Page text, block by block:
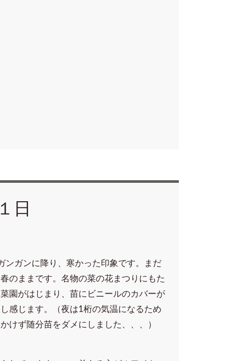
日
ンガンに降り、寒かった印象です。まだ
のままです。名物の菜の花まつりにもた
園がはじまり、苗にビニールのカバーが
感じます。（夜は1桁の気温になるため
けず随分苗をダメにしました、、、）